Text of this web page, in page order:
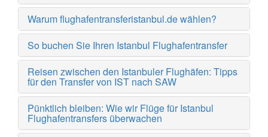
Warum flughafentransferistanbul.de wählen?
So buchen Sie Ihren Istanbul Flughafentransfer
Reisen zwischen den Istanbuler Flughäfen: Tipps
für den Transfer von IST nach SAW
Pünktlich bleiben: Wie wir Flüge für Istanbul
Flughafentransfers überwachen